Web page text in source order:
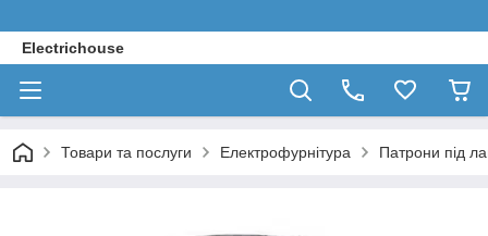
Electrichouse
Товари та послуги Електрофурнітура Патрони під